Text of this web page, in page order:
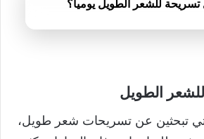
للشعر الطويل يومياً؟
الطويل
تبحثين عن تسريحات شعر طويل،